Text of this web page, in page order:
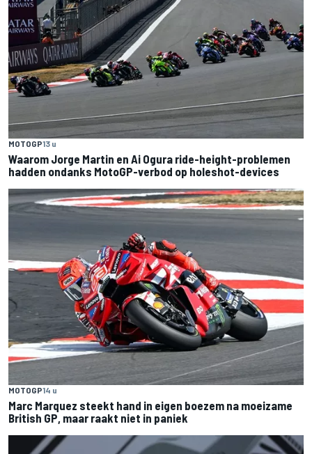
MOTOGP13 u
Waarom Jorge Martin en Ai Ogura ride-height-problemen
hadden ondanks MotoGP-verbod op holeshot-devices
MOTOGP14 u
Marc Marquez steekt hand in eigen boezem na moeizame
British GP, maar raakt niet in paniek